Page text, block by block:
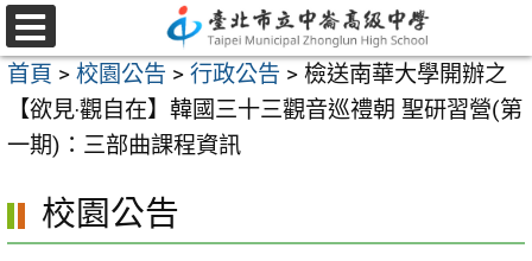
跳
至
主
區
選
單
首頁 > 校園公告 > 行政公告 > 檢送南華大學開辦之
【欲見‧觀自在】韓國三十三觀音巡禮朝 聖研習營(第
一期)：三部曲課程資訊
校園公告